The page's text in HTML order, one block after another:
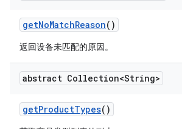
getNoMatchReason()
返回设备未匹配的原因。
abstract Collection<String>
getProductTypes()